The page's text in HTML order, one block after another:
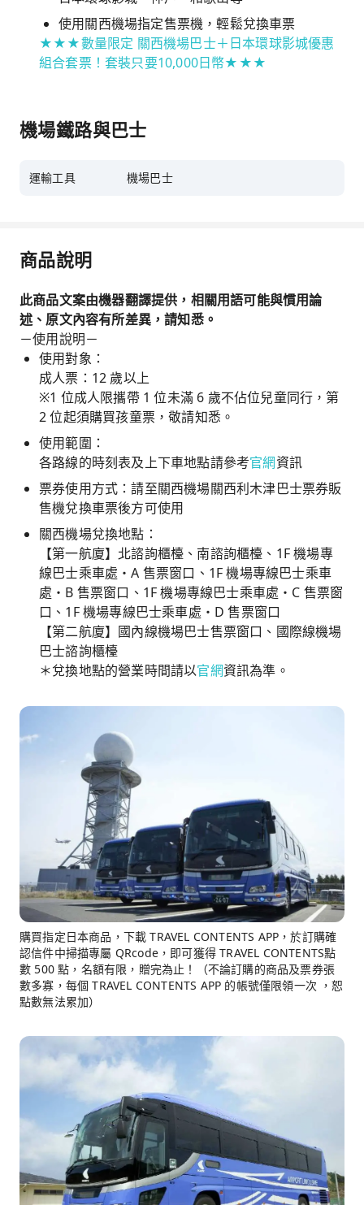
使用關西機場指定售票機，輕鬆兌換車票
★★★數量限定 關西機場巴士＋日本環球影城優惠
組合套票！套裝只要10,000日幣★★★
機場鐵路與巴士
運輸工具 機場巴士
商品說明
此商品文案由機器翻譯提供，相關用語可能與慣用論
述、原文內容有所差異，請知悉。
－使用說明－
使用對象：
成人票：12 歲以上
※1 位成人限攜帶 1 位未滿 6 歲不佔位兒童同行，第
2 位起須購買孩童票，敬請知悉。
使用範圍：
各路線的時刻表及上下車地點請參考官網資訊
票券使用方式：請至關西機場關西利木津巴士票券販
售機兌換車票後方可使用
關西機場兌換地點：
【第一航廈】北諮詢櫃檯、南諮詢櫃檯、1F 機場專
線巴士乘車處・A 售票窗口、1F 機場專線巴士乘車
處・B 售票窗口、1F 機場專線巴士乘車處・C 售票窗
口、1F 機場專線巴士乘車處・D 售票窗口
【第二航廈】國內線機場巴士售票窗口、國際線機場
巴士諮詢櫃檯
＊兌換地點的營業時間請以官網資訊為準。
購買指定日本商品，下載 TRAVEL CONTENTS APP，於訂購確
認信件中掃描專屬 QRcode，即可獲得 TRAVEL CONTENTS點
數 500 點，名額有限，贈完為止！（不論訂購的商品及票券張
數多寡，每個 TRAVEL CONTENTS APP 的帳號僅限領一次 ，恕
點數無法累加）